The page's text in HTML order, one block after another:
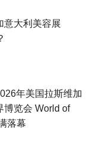
意大利美容展
年美国拉斯维加
博览会 World of
落幕